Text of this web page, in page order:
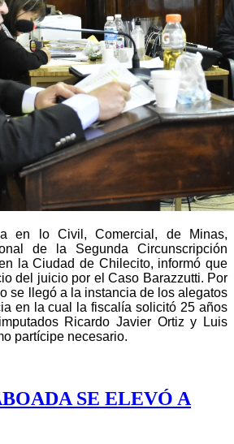
en lo Civil, Comercial, de Minas,
de la Segunda Circunscripción
la Ciudad de Chilecito, informó que
del juicio por el Caso Barazzutti. Por
se llegó a la instancia de los alegatos
en la cual la fiscalía solicitó 25 años
Ricardo Javier Ortiz y Luis
partícipe necesario.
SE ELEVÓ A